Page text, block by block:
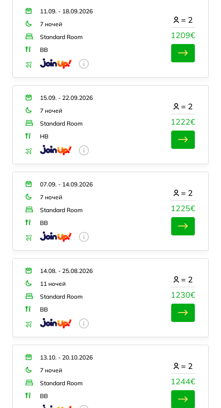
11.09. - 18.09.2026
7 ночей
Standard Room
BB
1209€
= 2
15.09. - 22.09.2026
7 ночей
Standard Room
HB
1222€
= 2
07.09. - 14.09.2026
7 ночей
Standard Room
BB
1225€
= 2
14.08. - 25.08.2026
11 ночей
Standard Room
BB
1230€
= 2
13.10. - 20.10.2026
7 ночей
Standard Room
BB
1244€
= 2